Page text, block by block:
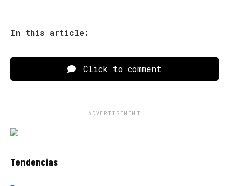
In this article:
Click to comment
ADVERTISEMENT
Tendencias